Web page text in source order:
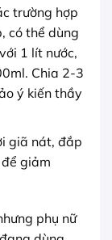
trường hợp
có thể dùng
1 lít nước,
Chia 2-3
ý kiến thầy
giã nát, đắp
giảm
phụ nữ